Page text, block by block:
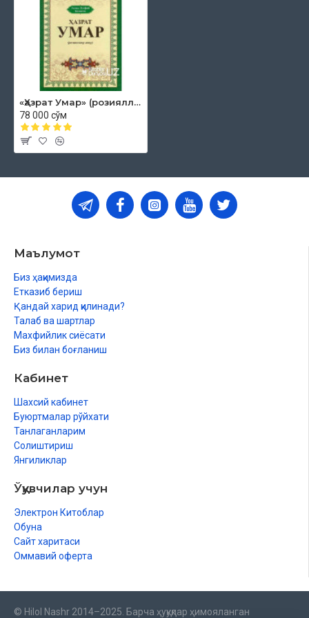
Хурмузон
Хайбар
Мадоин
Рамода йили
Жизя - хирож
Ислом оламида янги қози
Забба ибн Миҳсон
«Ҳазрат Умар» (розияллоҳу анҳу)
78 000 сўм
Маълумот
Биз ҳақимизда
Етказиб бериш
Қандай харид қилинади?
Талаб ва шартлар
Махфийлик сиёсати
Биз билан боғланиш
Кабинет
Шахсий кабинет
Буюртмалар рўйхати
Танлаганларим
Солиштириш
Янгиликлар
Ўқувчилар учун
Электрон Китоблар
Обуна
Сайт харитаси
Оммавий оферта
© Hilol Nashr 2014–2025. Барча ҳуқуқлар ҳимояланган